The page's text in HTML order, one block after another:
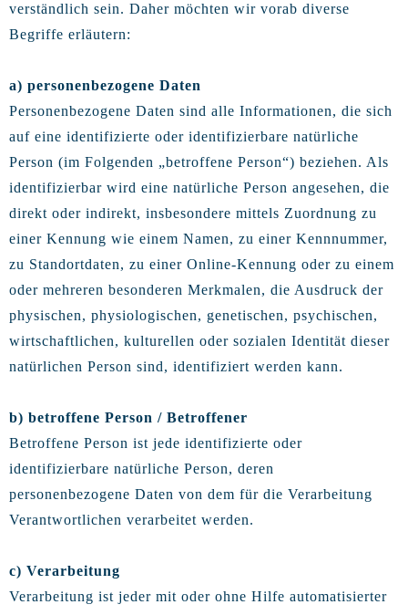
verständlich sein. Daher möchten wir vorab diverse
Begriffe erläutern:
a) personenbezogene Daten
Personenbezogene Daten sind alle Informationen, die sich
auf eine identifizierte oder identifizierbare natürliche
Person (im Folgenden „betroffene Person“) beziehen. Als
identifizierbar wird eine natürliche Person angesehen, die
direkt oder indirekt, insbesondere mittels Zuordnung zu
einer Kennung wie einem Namen, zu einer Kennnummer,
zu Standortdaten, zu einer Online-Kennung oder zu einem
oder mehreren besonderen Merkmalen, die Ausdruck der
physischen, physiologischen, genetischen, psychischen,
wirtschaftlichen, kulturellen oder sozialen Identität dieser
natürlichen Person sind, identifiziert werden kann.
b) betroffene Person / Betroffener
Betroffene Person ist jede identifizierte oder
identifizierbare natürliche Person, deren
personenbezogene Daten von dem für die Verarbeitung
Verantwortlichen verarbeitet werden.
c) Verarbeitung
Verarbeitung ist jeder mit oder ohne Hilfe automatisierter